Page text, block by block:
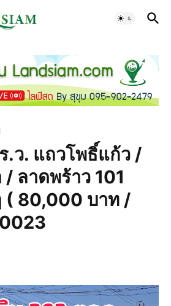
.ว. แถวโพธิ์แก้ว /
ลาดพร้าว 101
( 80,000 บาท /